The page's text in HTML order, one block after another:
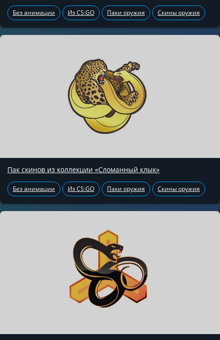
Без анимации Из CS:GO Паки оружия Скины оружия
Пак скинов из коллекции «Сломанный клык»
Без анимации Из CS:GO Паки оружия Скины оружия